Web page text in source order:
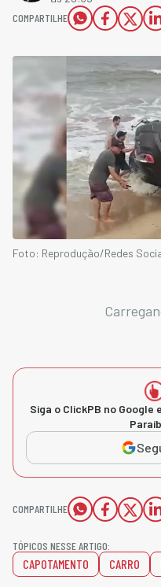
COMPARTILHE
Foto: Reprodução/Redes
Siga o ClickPB no
COMPARTILHE
TÓPICOS NESSE ARTIGO:
CAPOTAMENTO CARRO